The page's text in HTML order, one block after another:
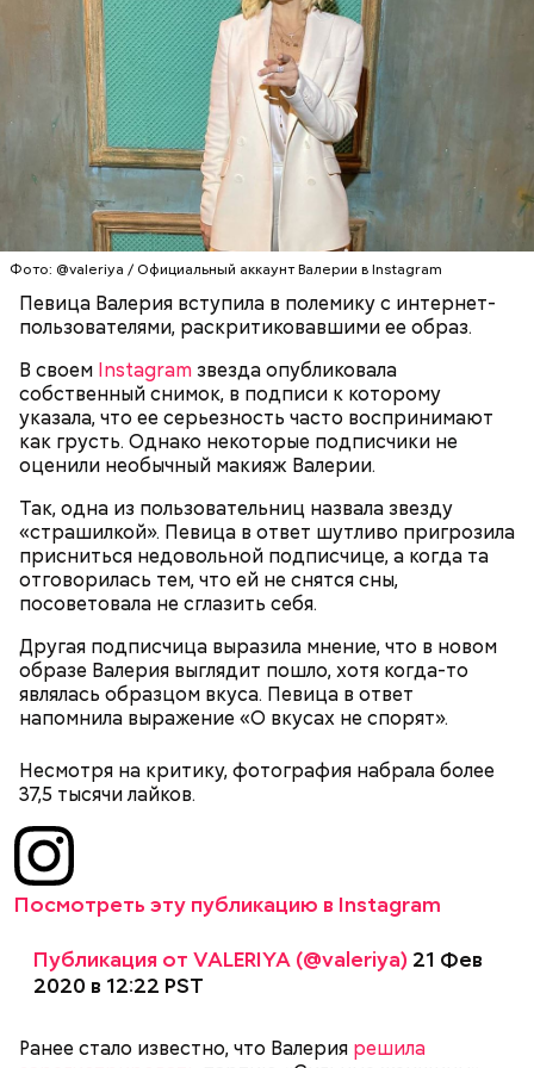
Фото: @valeriya / Официальный аккаунт Валерии в Instagram
Певица Валерия вступила в полемику с интернет-
пользователями, раскритиковавшими ее образ.
В своем Instagramзвезда опубликовала
собственный снимок, в подписи к которому
указала, что ее серьезность часто воспринимают
как грусть. Однако некоторые подписчики не
оценили необычный макияж Валерии.
Так, одна из пользовательниц назвала звезду
«страшилкой». Певица в ответ шутливо пригрозила
присниться недовольной подписчице, а когда та
отговорилась тем, что ей не снятся сны,
посоветовала не сглазить себя.
Другая подписчица выразила мнение, что в новом
образе Валерия выглядит пошло, хотя когда-то
являлась образцом вкуса. Певица в ответ
напомнила выражение «О вкусах не спорят».
Несмотря на критику, фотография набрала более
37,5 тысячи лайков.
Посмотреть эту публикацию в Instagram
Публикация от VALERIYA (@valeriya) 21 Фев
2020 в 12:22 PST
Ранее стало известно, что Валерия решила
А еще, удержав меч палача, святой Николай спас от
корыстолюбивым градоначальником.
За свою земную жизнь он совершил множество
добрых дел во славу Божию.
скончался в середине IV века. По церковному
преданию, мощи святого сохранились нетленными
и источали чудесное миро, от которого исцелилось
множество людей. В 1087 году мощи Николая
Угодника были перенесены в итальянский город
Бар (Бари), где находятся и поныне.
2-3 картофелины,
1 некрупное яблоко,
1 некрупный помидор,
салатная заправка.
Очищенный сырой салатный сельдерей
кожицы и семян, нарезать ломтиками. Так же
нарезать вареный картофель. Продукты
перемешать, полить салатной заправкой, выложить
в салатник горкой и украсить веточками
сельдерея, кусочками свежих помидоров и
ломтиками яблок.
Кабачки в овощном соусе